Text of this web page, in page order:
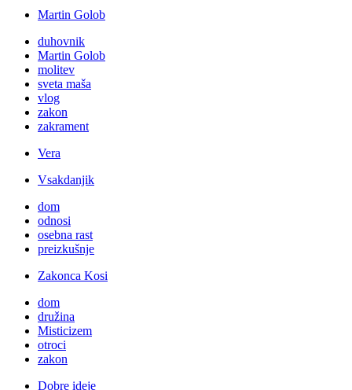
Martin Golob
duhovnik
Martin Golob
molitev
sveta maša
vlog
zakon
zakrament
Vera
Vsakdanjik
dom
odnosi
osebna rast
preizkušnje
Zakonca Kosi
dom
družina
Misticizem
otroci
zakon
Dobre ideje